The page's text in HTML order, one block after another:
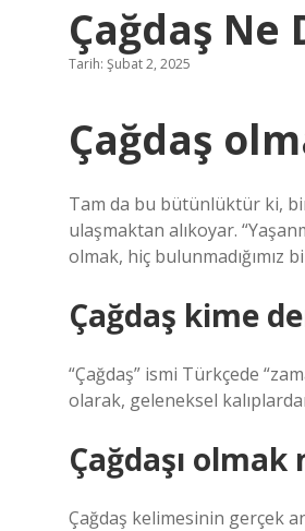
Çağdaş
Tarih: Şubat 2, 2025
Çağdaş
Tam da bu bütünlüktür ki, bir
ulaşmaktan alıkoyar.
olmak, hiç bulunmadığımız
Çağdaş kime
“Çağdaş” ismi Türkçede
olarak, geleneksel
Çağdaşı olmak
Çağdaş kelimesinin gerçek